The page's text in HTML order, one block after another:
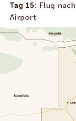
Tag 15: Flug
Airport